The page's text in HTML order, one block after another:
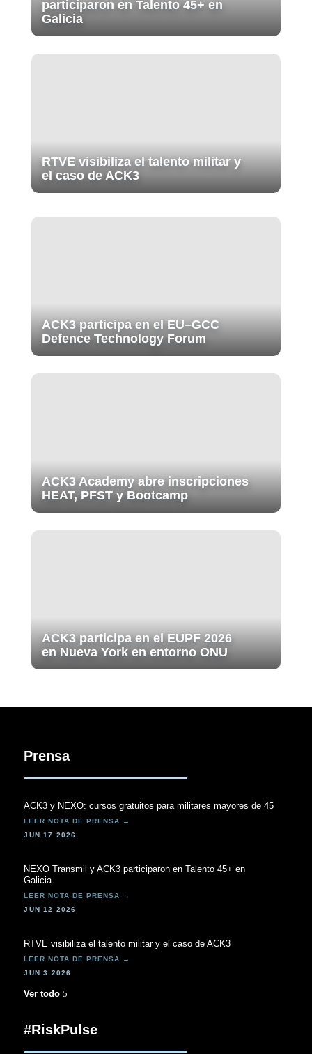
participaron en Talento 45+ en
Galicia
RTVE visibiliza el talento militar y
el caso de ACK3
ACK3 participa en el EU–GCC
Defence Technology Forum
ACK3 Academy abre inscripciones
HEAT, PFST y Bootcamp
ACK3 participa en el EUPF 2026
en Nueva York en entorno ONU
Prensa
ACK3 y NEXO: cursos gratuitos para militares mayores de 45
JUN 17 2026
NEXO Transmil y ACK3 participaron en Talento 45+ en
Galicia
JUN 12 2026
RTVE visibiliza el talento militar y el caso de ACK3
JUN 3 2026
Ver todo
#RiskPulse